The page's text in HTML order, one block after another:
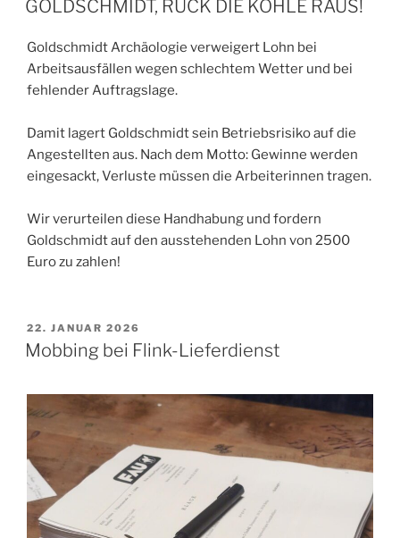
GOLDSCHMIDT, RÜCK DIE KOHLE RAUS!
Goldschmidt Archäologie verweigert Lohn bei
Arbeitsausfällen wegen schlechtem Wetter und bei
fehlender Auftragslage.
Damit lagert Goldschmidt sein Betriebsrisiko auf die
Angestellten aus. Nach dem Motto: Gewinne werden
eingesackt, Verluste müssen die Arbeiterinnen tragen.
Wir verurteilen diese Handhabung und fordern
Goldschmidt auf den ausstehenden Lohn von 2500
Euro zu zahlen!
VERÖFFENTLICHT
AM
22. JANUAR 2026
Mobbing bei Flink-Lieferdienst